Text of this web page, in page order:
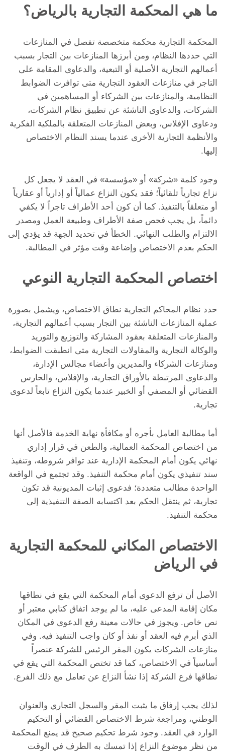
ما هي المحكمة التجارية بالرياض؟
المحكمة التجارية محكمة متخصصة تفصل في المنازعات
التي حددها النظام، ومن أبرزها المنازعات بين التجار بسبب
أعمالهم التجارية الأصلية أو التبعية، والدعاوى المقامة على
التاجر في منازعات العقود التجارية متى توافرت الضوابط
النظامية، والمنازعات بين الشركاء أو المساهمين في
الشركات، والدعاوى الناشئة عن تطبيق نظام الشركات،
ودعاوى الإفلاس، وبعض المنازعات المتعلقة بالملكية الفكرية
والأنظمة التجارية الأخرى عندما يسند النظام الاختصاص
إليها.
وجود كلمة «شركة» أو «مؤسسة» في العقد لا يجعل كل
نزاع تجارياً تلقائياً؛ فقد يكون النزاع عمالياً أو إدارياً أو عقارياً
أو متعلقاً بالتنفيذ. كما أن كون أحد الأطراف تاجراً لا يكفي
دائماً، بل يجب فحص صفة الأطراف وطبيعة العمل ومصدر
الالتزام والطلب النهائي. الخطأ في تحديد الجهة قد يؤدي إلى
الحكم بعدم الاختصاص وإضاعة وقت مؤثر في المطالبة.
اختصاص المحكمة التجارية النوعي
حدد نظام المحاكم التجارية نطاق الاختصاص، ويشمل بصورة
عملية المنازعات الناشئة بين التجار بسبب أعمالهم التجارية،
والمنازعات المتعلقة بعقود المشاركة والتوزيع والتوريد
والوكالة التجارية والمقاولات التجارية متى انطبقت الضوابط،
ومنازعات الشركاء والمديرين وأعضاء مجالس الإدارة،
والدعاوى المرتبطة بالأوراق التجارية، والإفلاس، والحارس
القضائي أو المصفي أو الخبير عندما يكون النزاع تابعاً لدعوى
تجارية.
أما مطالبة العامل بأجره أو مكافأة نهاية الخدمة فالأصل أنها
من اختصاص المحكمة العمالية، والطعن في قرار إداري
نهائي يكون أمام المحكمة الإدارية عند توافر شروطه، وتنفيذ
سند تنفيذي يكون أمام محكمة التنفيذ. وقد تجتمع في الواقعة
الواحدة مطالب متعددة؛ فدعوى إثبات المديونية قد تكون
تجارية، ثم ينتقل الحكم بعد اكتسابه الصفة التنفيذية إلى
محكمة التنفيذ.
الاختصاص المكاني للمحكمة التجارية
في الرياض
الأصل أن ترفع الدعوى أمام المحكمة التي يقع في نطاقها
مكان إقامة المدعى عليه، ما لم يوجد اتفاق كتابي معتبر أو
نص خاص. ويجوز في حالات معينة رفع الدعوى في المكان
الذي أبرم فيه العقد أو نفذ أو كان واجب التنفيذ فيه. وفي
منازعات الشركات يكون المقر الرئيس للشركة عنصراً
أساسياً في الاختصاص، كما قد تختص المحكمة التي يقع في
نطاقها فرع الشركة إذا نشأ النزاع عن تعامل مع ذلك الفرع.
لذلك يجب إرفاق ما يثبت المقر والسجل التجاري والعنوان
الوطني، ومراجعة شرط الاختصاص القضائي أو التحكيم
الوارد في العقد. وجود شرط تحكيم صحيح قد يمنع المحكمة
من نظر موضوع النزاع إذا تمسك به الطرف في الوقت